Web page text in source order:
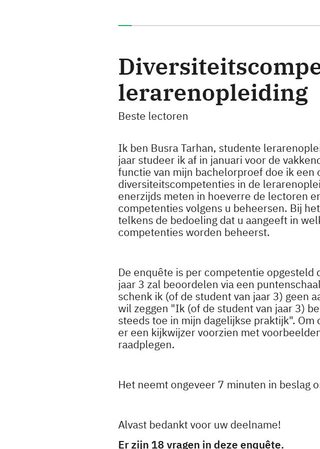
lerarenopleiding
Beste lectoren
Ik ben Busra Tarhan, studente
jaar studeer ik af in januari voor de
functie van mijn bachelorproef doe ik een
diversiteitscompetenties in de
enerzijds meten in hoeverre de lectoren
competenties volgens u beheersen. Bij
telkens de bedoeling dat u aangeeft in
competenties worden beheerst.
De enquête is per competentie
jaar 3 zal beoordelen via een
schenk ik (of de student van jaar 3) geen
wil zeggen "Ik (of de student van jaar 3)
steeds toe in mijn dagelijkse praktijk".
er een kijkwijzer voorzien met
raadplegen.
Het neemt ongeveer 7 minuten in beslag
Alvast bedankt voor uw deelname!
Er zijn 18 vragen in deze enquête.